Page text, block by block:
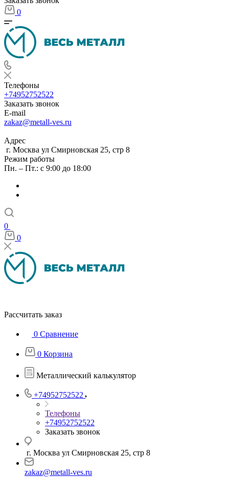
0
Телефоны
+74952752522
Заказать звонок
E-mail
zakaz@metall-ves.ru
Адрес
г. Москва ул Смирновская 25, стр 8
Режим работы
Пн. – Пт.: с 9:00 до 18:00
0
0
Рассчитать заказ
0 Сравнение
0 Корзина
Металлический калькулятор
+74952752522
Телефоны
+74952752522
Заказать звонок
г. Москва ул Смирновская 25, стр 8
zakaz@metall-ves.ru